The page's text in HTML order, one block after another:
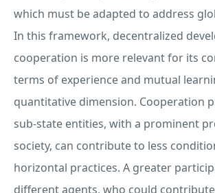
which must be adapted to address
In this framework, decentralized
cooperation is more relevant for its
terms of experience and mutual
quantitative dimension. Cooperation
sub-state entities, with a prominent
society, can contribute to less
horizontal practices. A greater
different agents, who could